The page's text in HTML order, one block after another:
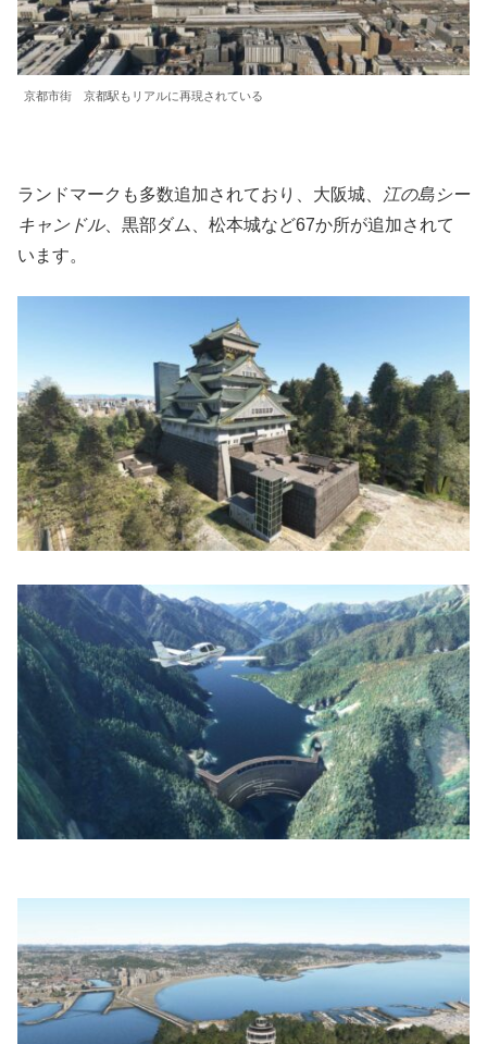
京都市街 京都駅もリアルに再現されている
ランドマークも多数追加されており、大阪城、 江の島シー
キャンドル、黒部ダム、松本城など67か所が追加されて
います。